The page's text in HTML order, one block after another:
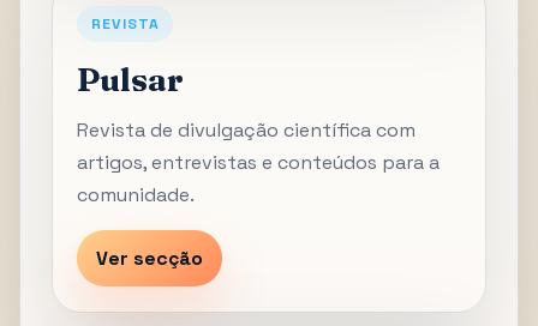
REVISTA
Pulsar
Revista de divulgação científica com
artigos, entrevistas e conteúdos para a
comunidade.
Ver secção